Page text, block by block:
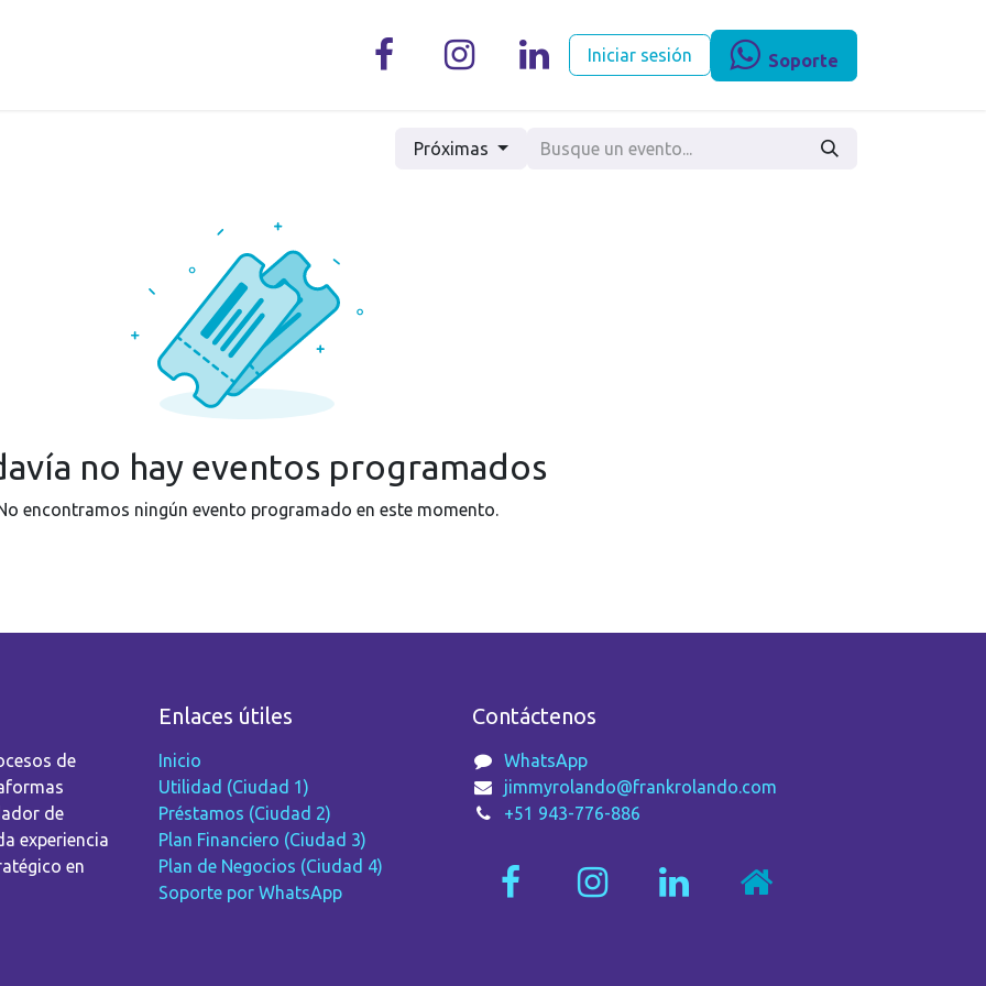
Plan de Negocios Iniciar sesión Soporte
Próximas
no hay eventos programados
encontramos ningún evento programado en este momento.
de
de
experiencia
en
Enlaces útiles
Inicio
Utilidad (Ciudad 1)
Préstamos (Ciudad 2)
Plan Financiero (Ciudad 3)
Plan de Negocios (Ciudad 4)
Soporte por WhatsApp
Contáctenos
WhatsApp
jimmyrolando@frankrolando.com
+51 943-776-886